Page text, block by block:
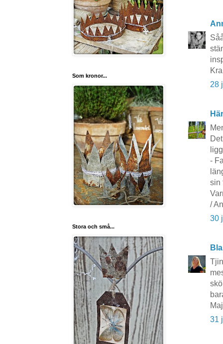
28
-
sin
/
30
31
Som kronor...
Stora och små...